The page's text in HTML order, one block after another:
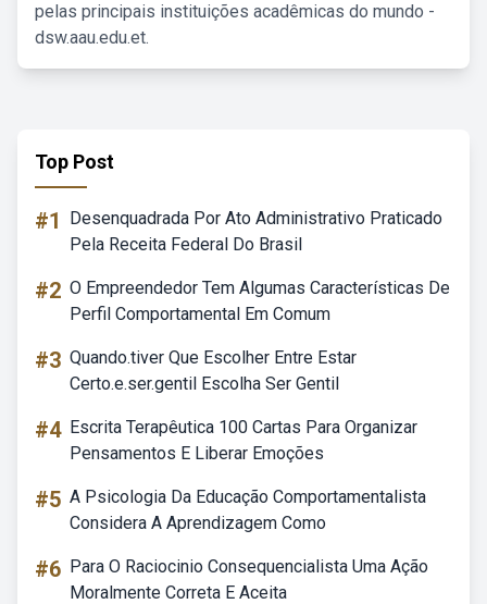
pelas principais instituições acadêmicas do mundo -
dsw.aau.edu.et.
Top Post
#1
Desenquadrada Por Ato Administrativo Praticado
Pela Receita Federal Do Brasil
#2 O Empreendedor Tem Algumas Características De
Perfil Comportamental Em Comum
#3 Quando.tiver Que Escolher Entre Estar
Certo.e.ser.gentil Escolha Ser Gentil
#4 Escrita Terapêutica 100 Cartas Para Organizar
Pensamentos E Liberar Emoções
#5 A Psicologia Da Educação Comportamentalista
Considera A Aprendizagem Como
#6 Para O Raciocinio Consequencialista Uma Ação
Moralmente Correta E Aceita